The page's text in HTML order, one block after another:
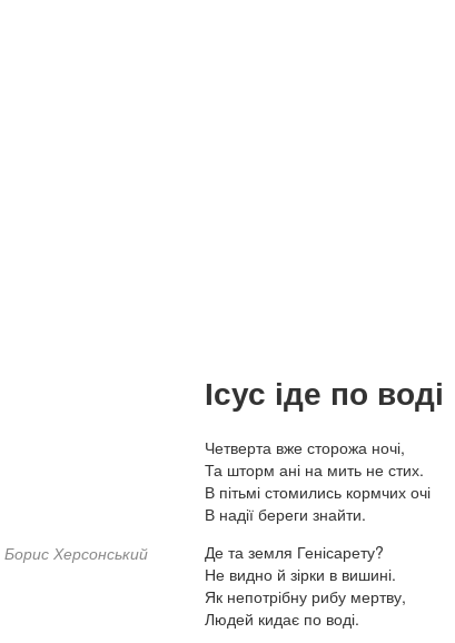
Ісус іде по воді
Четверта вже сторожа ночі,
Та шторм ані на мить не стих.
В пітьмі стомились кормчих очі
В надії береги знайти.
Де та земля Генісарету?
Не видно й зірки в вишині.
Як непотрібну рибу мертву,
Людей кидає по воді.
Борис Херсонський